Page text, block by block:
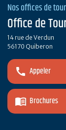
Nos offices de
Office de
14 rue de Verdun
56170 Quiberon
Appeler
Brochures